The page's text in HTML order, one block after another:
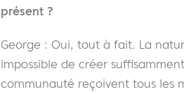
présent ?
George : Oui, tout à fait. La
impossible de créer
communauté reçoivent tous les